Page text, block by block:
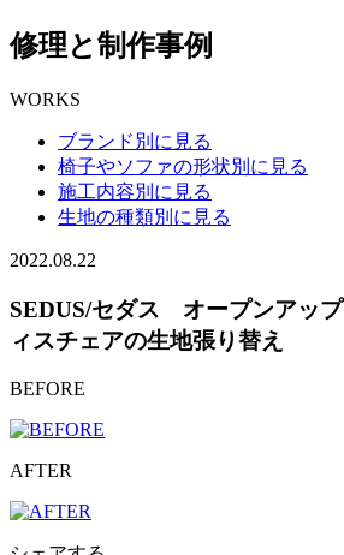
修理と制作事例
WORKS
ブランド別に見る
椅子やソファの形状別に見る
施工内容別に見る
生地の種類別に見る
2022.08.22
SEDUS/セダス オープンアッ
ィスチェアの生地張り替え
BEFORE
AFTER